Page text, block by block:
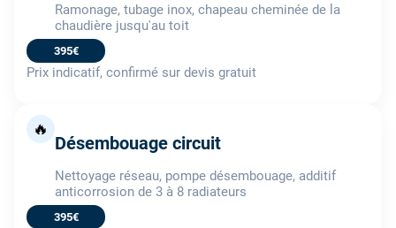
Ramonage, tubage inox, chapeau cheminée de la
chaudière jusqu'au toit
395€
Prix indicatif, confirmé sur devis gratuit
🔥
Désembouage circuit
Nettoyage réseau, pompe désembouage, additif
anticorrosion de 3 à 8 radiateurs
395€